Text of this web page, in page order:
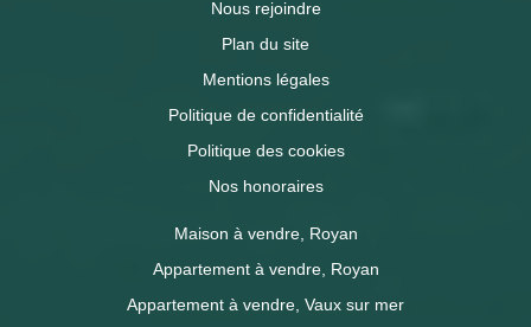
Nous rejoindre
Plan du site
Mentions légales
Politique de confidentialité
Politique des cookies
Nos honoraires
Maison à vendre, Royan
Appartement à vendre, Royan
Appartement à vendre, Vaux sur mer